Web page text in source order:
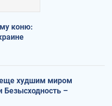
коню:
худшим миром
Безысходность –